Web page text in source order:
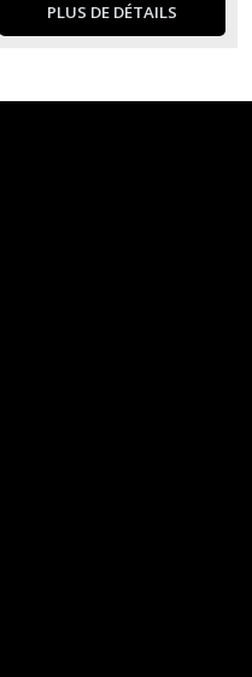
PLUS DE DÉTAILS